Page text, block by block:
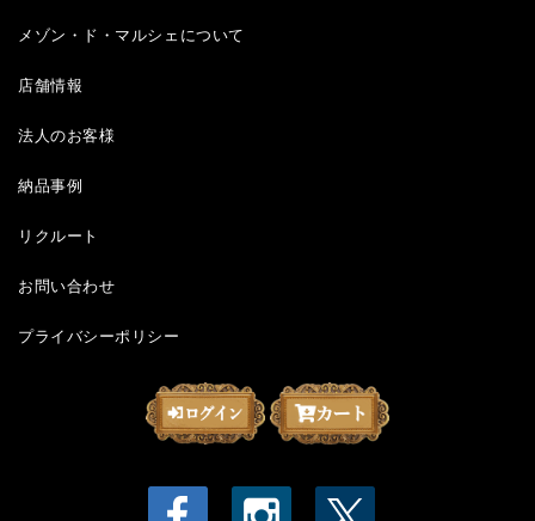
メゾン・ド・マルシェについて
店舗情報
法人のお客様
納品事例
リクルート
お問い合わせ
プライバシーポリシー